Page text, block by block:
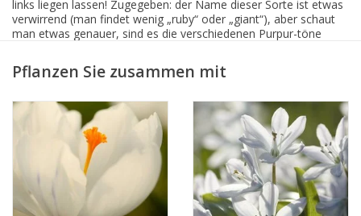
links liegen lassen! Zugegeben: der Name dieser Sorte ist etwas
verwirrend (man findet wenig „ruby“ oder „giant“), aber schaut
man etwas genauer, sind es die verschiedenen Purpur-töne
Das Blumenherz ist von ganz hellem Purpur bis fast weiss,
während die Enden der Blütenblätter von sehr dunklem Purpur
Crocus tommasinianus 'Ruby Giant' steht der botanischen Art
Crocus tommasinianus nahe, vermehrt und verwildert sich
genauso einfach und ist somit geeignet um massenhaft
anzupflanzen. Crocus tommasinianus 'Ruby Giant' ist 1956 durch
Blumenzwiebelzüchter J. Roozen-Kramer (Bennebroek)
eingeführt.
Pflanzen Sie zusammen mit